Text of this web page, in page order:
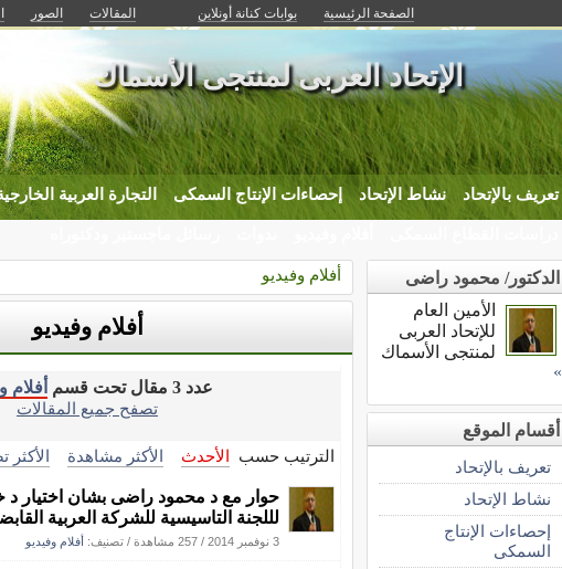
الصفحة الرئيسية بوابات كنانة أونلاين المقالات الصور
الإتحاد العربى لمنتجى الأسماك
تعريف بالإتحاد نشاط الإتحاد إحصاءات الإنتاج السمكى التجارة العربية
أفلام وفيديو
أفلام وفيديو
عدد 3 مقال تحت قسم
أفلام
تصفح جميع المقالات
الترتيب حسب الأحدث الأكثر مشاهدة الأكثر
حوار مع د محمود راضى بشان اختيار د
لللجنة التاسيسية للشركة العربية
3 نوفمبر 2014 / 257 مشاهدة / تصنيف: أفلام وفيديو
الدكتور/ محمود راضى
الأمين العام
للإتحاد العربى
لمنتجى الأسماك
»
أقسام الموقع
تعريف بالإتحاد
نشاط الإتحاد
إحصاءات الإنتاج
السمكى